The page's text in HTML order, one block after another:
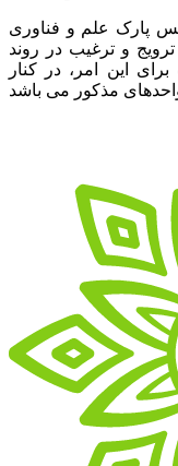
پارک علم و فناوری
و ترغیب در روند
این امر، در کنار